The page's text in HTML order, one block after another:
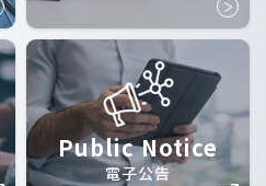
Public Notice
電子公告